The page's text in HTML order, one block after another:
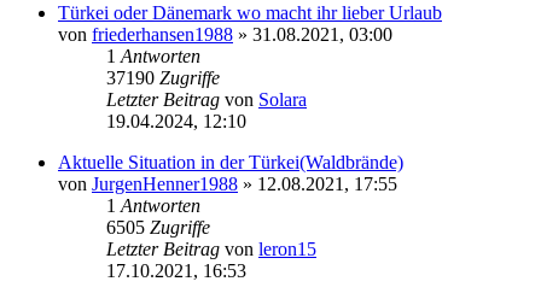
Türkei oder Dänemark wo macht ihr lieber Urlaub
von friederhansen1988 » 31.08.2021, 03:00
1 Antworten
37190 Zugriffe
Letzter Beitrag von Solara
19.04.2024, 12:10
Aktuelle Situation in der Türkei(Waldbrände)
von JurgenHenner1988 » 12.08.2021, 17:55
1 Antworten
6505 Zugriffe
Letzter Beitrag von leron15
17.10.2021, 16:53